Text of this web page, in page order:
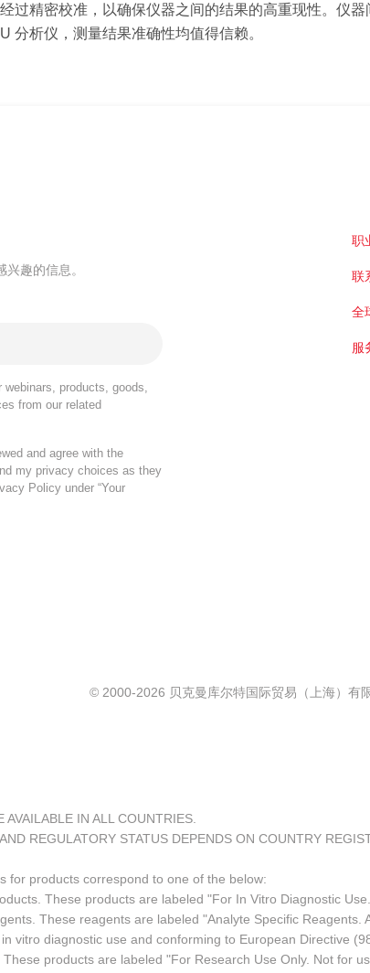
过精密校准，以确保仪器之间的结果的高重现性。仪
分析仪，测量结果准确性均值得信赖。
趣的信息。
products, goods,
from our related
and agree with the
my privacy choices as they
Policy under “Your
职
联
全
服
© 2000-2026 贝克曼库尔特国际贸易（上海）有
AVAILABLE IN ALL COUNTRIES.
REGULATORY STATUS DEPENDS ON COUNTRY
for products correspond to one of the below:
These products are labeled "For In Vitro Diagnostic
These reagents are labeled "Analyte Specific
vitro diagnostic use and conforming to European Directive
These products are labeled "For Research Use Only. Not for